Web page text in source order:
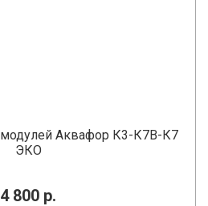
Аквафор К3-К7В-К7
ЭКО
4 800 р.